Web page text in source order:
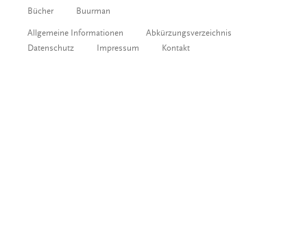
Bücher Buurman
Allgemeine Informationen
Abkürzungsverzeichnis
Datenschutz
Impressum Kontakt